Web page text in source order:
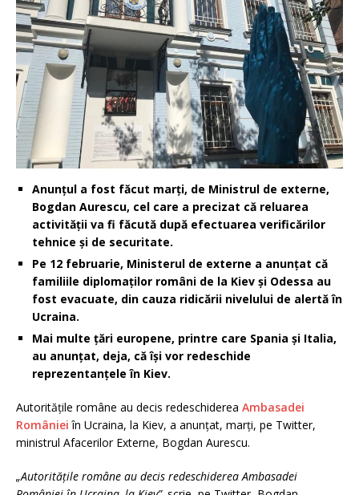
Anunțul a fost făcut marți, de Ministrul de externe,
Bogdan Aurescu, cel care a precizat că reluarea
activității va fi făcută după efectuarea verificărilor
tehnice și de securitate.
Pe 12 februarie, Ministerul de externe a anunțat că
familiile diplomaților români de la Kiev și Odessa au
fost evacuate, din cauza ridicării nivelului de alertă în
Ucraina.
Mai multe ţări europene, printre care Spania şi Italia,
au anunţat, deja, că îşi vor redeschide
reprezentanţele în Kiev.
Autorităţile române au decis redeschiderea Ambasadei
României în Ucraina, la Kiev, a anunţat, marţi, pe Twitter,
ministrul Afacerilor Externe, Bogdan Aurescu.
„Autorităţile române au decis redeschiderea Ambasadei